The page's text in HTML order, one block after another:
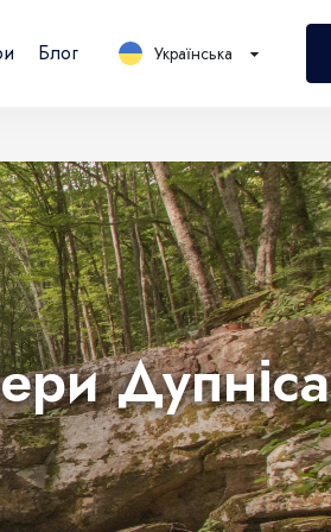
Блог Українська
Дупніса
PL
Polski